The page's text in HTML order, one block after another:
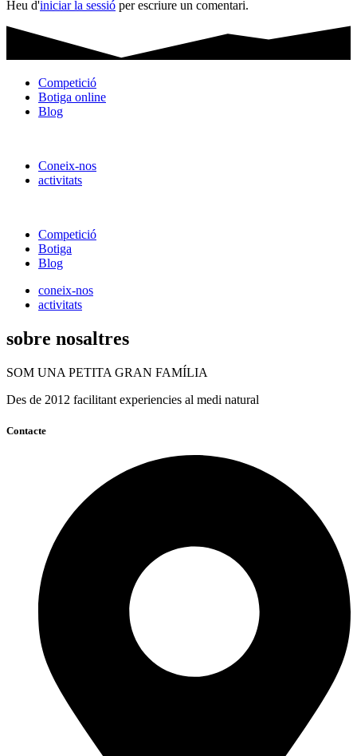
Heu d'iniciar la sessió per escriure un comentari.
Competició
Botiga online
Blog
Coneix-nos
activitats
Competició
Botiga
Blog
coneix-nos
activitats
sobre nosaltres
SOM UNA PETITA GRAN FAMÍLIA
Des de 2012 facilitant experiencies al medi natural
Contacte